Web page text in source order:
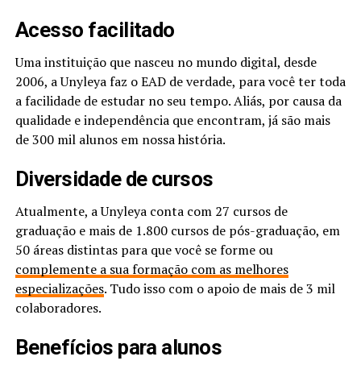
Acesso facilitado
Uma instituição que nasceu no mundo digital, desde
2006, a Unyleya faz o EAD de verdade, para você ter toda
a facilidade de estudar no seu tempo. Aliás, por causa da
qualidade e independência que encontram, já são mais
de 300 mil alunos em nossa história.
Diversidade de cursos
Atualmente, a Unyleya conta com 27 cursos de
graduação e mais de 1.800 cursos de pós-graduação, em
50 áreas distintas para que você se forme ou
complemente a sua formação com as melhores
especializações. Tudo isso com o apoio de mais de 3 mil
colaboradores.
Benefícios para alunos